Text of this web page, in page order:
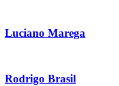
Luciano Marega
Rodrigo Brasil